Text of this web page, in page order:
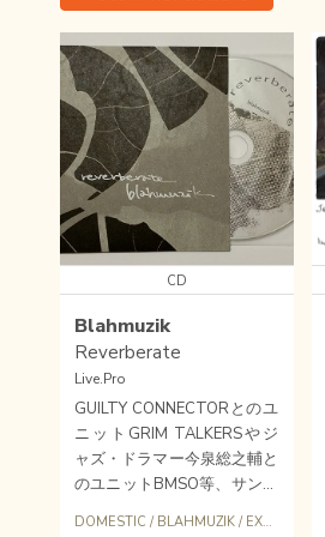
CD
Blahmuzik
Reverberate
Live.Pro
GUILTY CONNECTORとのユ
ニットGRIM TALKERSやジ
ャズ・ドラマー今泉総之輔と
のユニットBMSO等、サンプ
DOMESTIC / BLAHMUZIK / EXPERIMENTAL